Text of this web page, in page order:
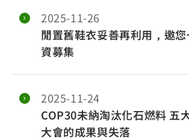
2025-11-26
閒置舊鞋衣妥善再利用，邀
資募集
2025-11-24
COP30未納淘汰化石燃料 五
大會的成果與失落